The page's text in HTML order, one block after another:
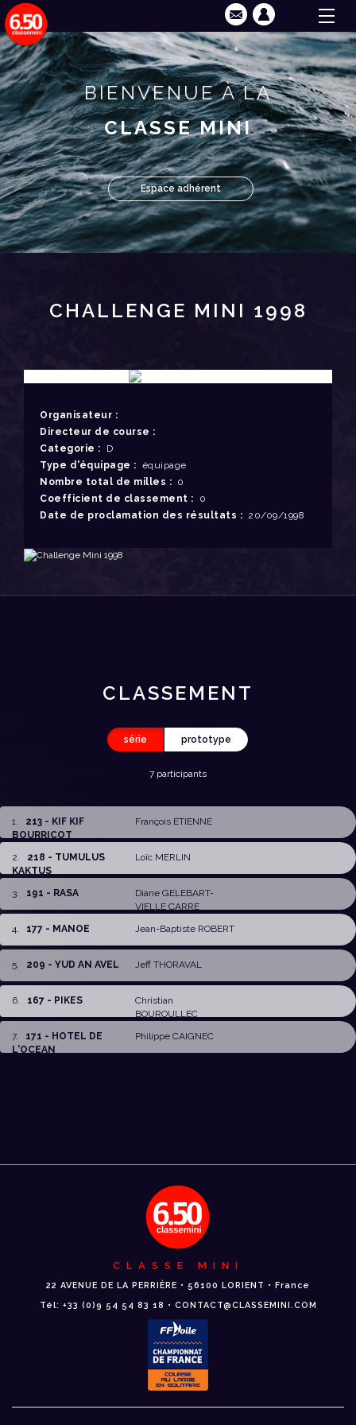
BIENVENUE À LA
CLASSE MINI
Espace adhérent
CHALLENGE MINI 1998
Organisateur :
Directeur de course :
Categorie : D
Type d'équipage : équipage
Nombre total de milles : 0
Coefficient de classement : 0
Date de proclamation des résultats : 20/09/1998
CLASSEMENT
série prototype
7 participants
1
213 - KIF KIF
BOURRICOT
François ETIENNE
2
218 - TUMULUS
KAKTUS
Loïc MERLIN
3 191 - RASA
Diane GELEBART-
VIELLE CARRE
4
177 - MANOE Jean-Baptiste ROBERT
5 209 - YUD AN AVEL Jeff THORAVAL
6 167 - PIKES
Christian
BOUROULLEC
7. 171 - HOTEL DE
L'OCEAN
Philippe CAIGNEC
CLASSE MINI
22 AVENUE DE LA PERRIÈRE • 56100 LORIENT • France
Tél: +33 (0)9 54 54 83 18 • CONTACT@CLASSEMINI.COM